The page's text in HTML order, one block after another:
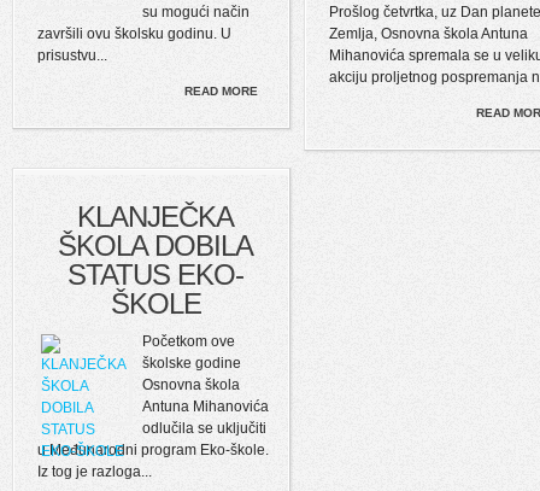
su mogući način
završili ovu školsku godinu. U
prisustvu...
READ MORE
Prošlog četvrtka, uz Dan planete
Zemlja, Osnovna škola Antuna
Mihanovića spremala se u
akciju proljetnog pospremanja
READ
KLANJEČKA
ŠKOLA DOBILA
STATUS EKO-
ŠKOLE
Početkom ove
školske godine
Osnovna škola
Antuna Mihanovića
odlučila se uključiti
u Međunarodni program Eko-škole.
Iz tog je razloga...